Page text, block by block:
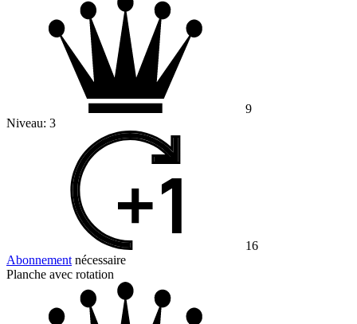
9
Niveau: 3
16
Abonnement nécessaire
Planche avec rotation